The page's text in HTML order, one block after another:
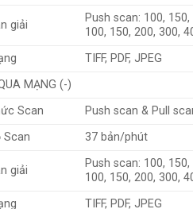
giải
Push scan: 100,
100, 150, 200, 300,
TIFF, PDF, JPEG
MẠNG (-)
Scan
Push scan & Pull
Scan
37 bản/phút
giải
Push scan: 100,
100, 150, 200, 300,
TIFF, PDF, JPEG